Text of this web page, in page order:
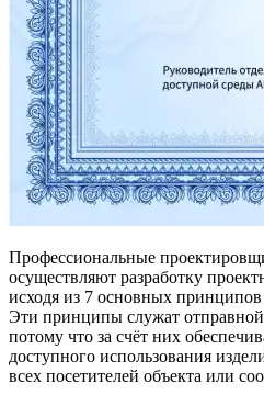
Профессиональные
осуществляют разработку
исходя из 7 основных принципов
Эти принципы служат
потому что за счёт них
доступного использования
всех посетителей объекта или